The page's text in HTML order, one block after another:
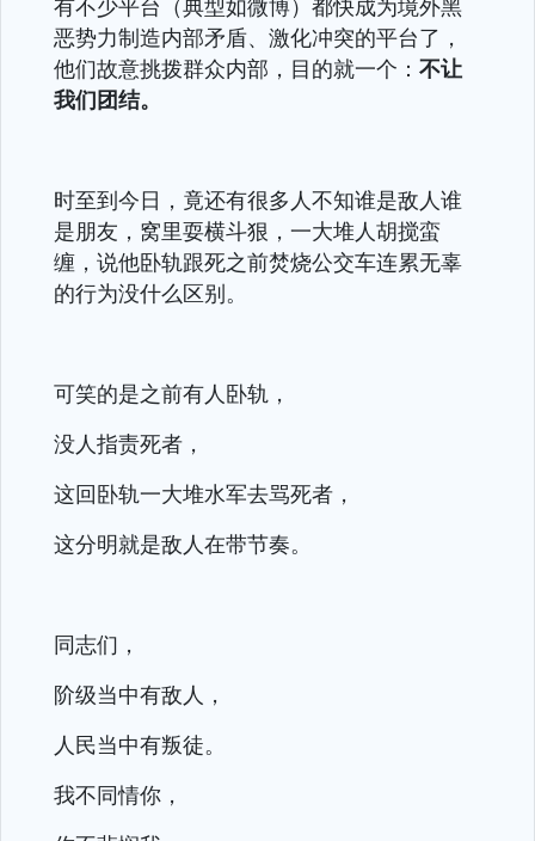
有不少平台（典型如微博）都快成为境外黑
恶势力制造内部矛盾、激化冲突的平台了，
他们故意挑拨群众内部，目的就一个： 不让
我们团结。
时至到今日，竟还有很多人不知谁是敌人谁
是朋友，窝里耍横斗狠，一大堆人胡搅蛮
缠，说他卧轨跟死之前焚烧公交车连累无辜
的行为没什么区别。
可笑的是之前有人卧轨，
没人指责死者，
这回卧轨一大堆水军去骂死者，
这分明就是敌人在带节奏。
同志们，
阶级当中有敌人，
人民当中有叛徒。
我不同情你，